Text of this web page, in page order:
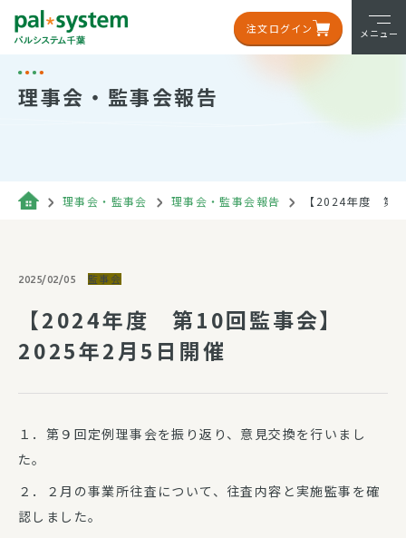
注文ログイン メニュー
理事会・監事会報告
理事会・監事会 理事会・監事会報告 【2024年度 第
2025/02/05 監事会
【2024年度 第10回監事会】
2025年2月5日開催
１．第９回定例理事会を振り返り、意見交換を行いまし
た。
２．２月の事業所往査について、往査内容と実施監事を確
認しました。